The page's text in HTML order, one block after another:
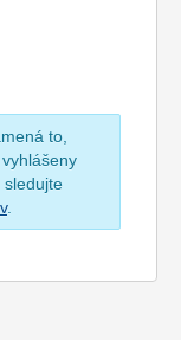
to,
sledujte
.